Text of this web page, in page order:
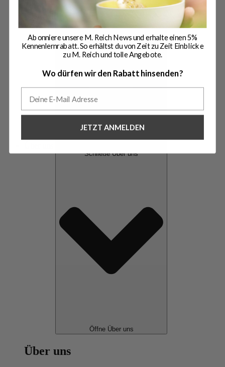
Schließe Über uns
Öffne Über uns
Über uns
Abonniere unsere M. Reich News und erhalte einen 5%
Kennenlernrabatt. So erhältst du von Zeit zu Zeit Einblicke
zu M. Reich und tolle Angebote.
Wo dürfen wir den Rabatt hinsenden?
JETZT ANMELDEN